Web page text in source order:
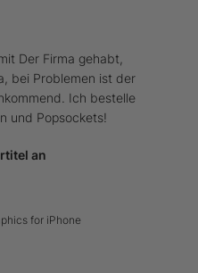
Der Firma gehabt,
bei Problemen ist der
Ich bestelle
und Popsockets!
for iPhone
an